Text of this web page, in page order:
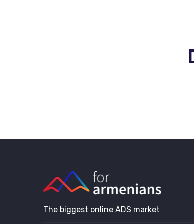
The biggest online ADS market